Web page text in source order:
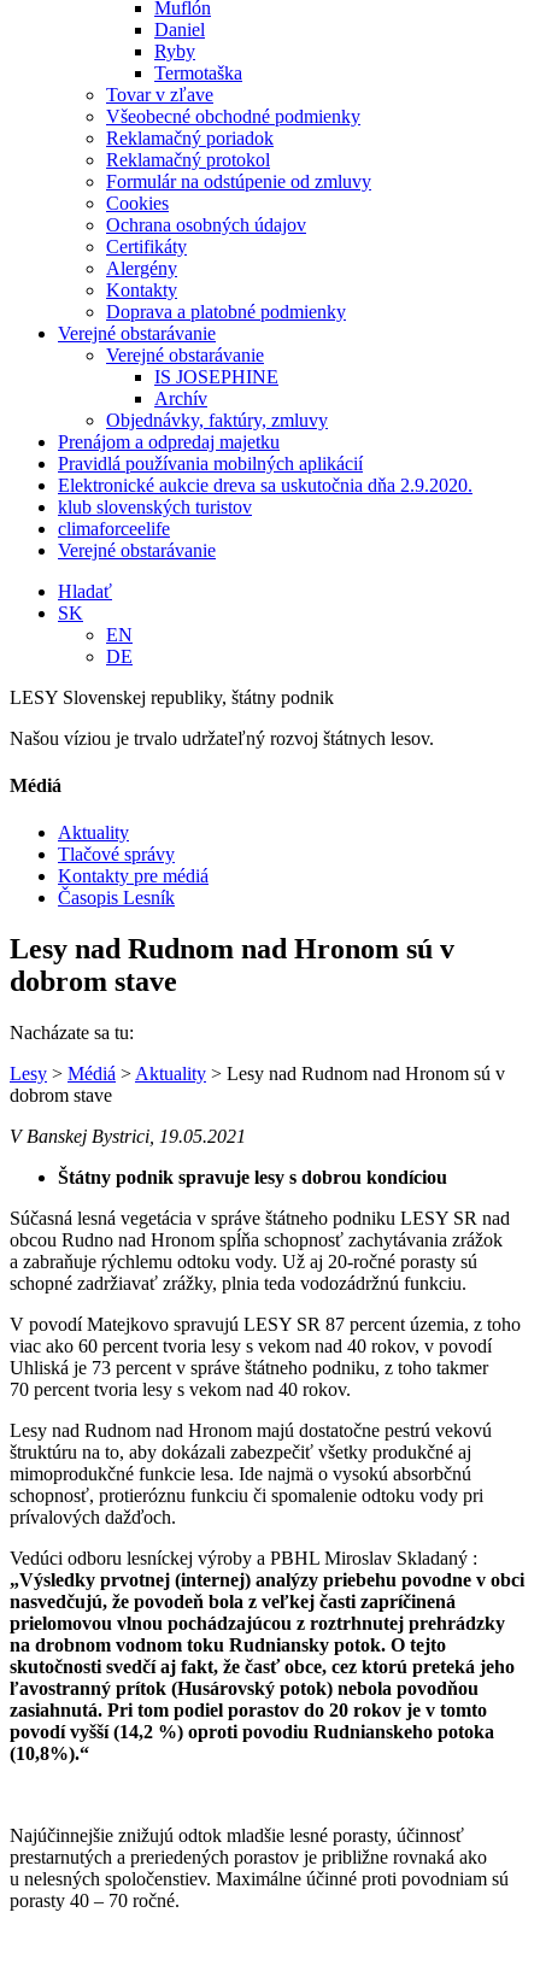
Muflón
Daniel
Ryby
Termotaška
Tovar v zľave
Všeobecné obchodné podmienky
Reklamačný poriadok
Reklamačný protokol
Formulár na odstúpenie od zmluvy
Cookies
Ochrana osobných údajov
Certifikáty
Alergény
Kontakty
Doprava a platobné podmienky
Verejné obstarávanie
Verejné obstarávanie
IS JOSEPHINE
Archív
Objednávky, faktúry, zmluvy
Prenájom a odpredaj majetku
Pravidlá používania mobilných aplikácií
Elektronické aukcie dreva sa uskutočnia dňa 2.9.2020.
klub slovenských turistov
climaforceelife
Verejné obstarávanie
Hladať
SK
EN
DE
LESY Slovenskej republiky, štátny podnik
Našou víziou je trvalo udržateľný rozvoj štátnych lesov.
Médiá
Aktuality
Tlačové správy
Kontakty pre médiá
Časopis Lesník
Lesy nad Rudnom nad Hronom sú v
dobrom stave
Nacházate sa tu:
Lesy > Médiá > Aktuality > Lesy nad Rudnom nad Hronom sú v
dobrom stave
V Banskej Bystrici, 19.05.2021
Štátny podnik spravuje lesy s dobrou kondíciou
Súčasná lesná vegetácia v správe štátneho podniku LESY SR nad
obcou Rudno nad Hronom spĺňa schopnosť zachytávania zrážok
a zabraňuje rýchlemu odtoku vody. Už aj 20-ročné porasty sú
schopné zadržiavať zrážky, plnia teda vodozádržnú funkciu.
V povodí Matejkovo spravujú LESY SR 87 percent územia, z toho
viac ako 60 percent tvoria lesy s vekom nad 40 rokov, v povodí
Uhliská je 73 percent v správe štátneho podniku, z toho takmer
70 percent tvoria lesy s vekom nad 40 rokov.
Lesy nad Rudnom nad Hronom majú dostatočne pestrú vekovú
štruktúru na to, aby dokázali zabezpečiť všetky produkčné aj
mimoprodukčné funkcie lesa. Ide najmä o vysokú absorbčnú
schopnosť, protieróznu funkciu či spomalenie odtoku vody pri
prívalových dažďoch.
Vedúci odboru lesníckej výroby a PBHL Miroslav Skladaný :
„Výsledky prvotnej (internej) analýzy priebehu povodne v obci
nasvedčujú, že povodeň bola z veľkej časti zapríčinená
prielomovou vlnou pochádzajúcou z roztrhnutej prehrádzky
na drobnom vodnom toku Rudniansky potok. O tejto
skutočnosti svedčí aj fakt, že časť obce, cez ktorú preteká jeho
ľavostranný prítok (Husárovský potok) nebola povodňou
zasiahnutá. Pri tom podiel porastov do 20 rokov je v tomto
povodí vyšší (14,2 %) oproti povodiu Rudnianskeho potoka
(10,8%).“
Najúčinnejšie znižujú odtok mladšie lesné porasty, účinnosť
prestarnutých a preriedených porastov je približne rovnaká ako
u nelesných spoločenstiev. Maximálne účinné proti povodniam sú
porasty 40 – 70 ročné.